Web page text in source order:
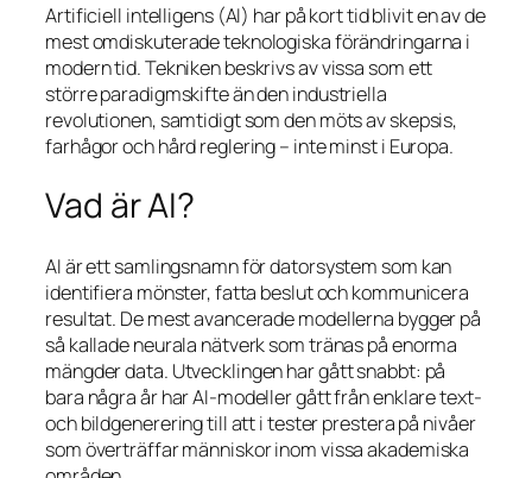
Artificiell intelligens (AI) har på kort tid blivit en av de
mest omdiskuterade teknologiska förändringarna i
modern tid. Tekniken beskrivs av vissa som ett
större paradigmskifte än den industriella
revolutionen, samtidigt som den möts av skepsis,
farhågor och hård reglering – inte minst i Europa.
Vad är AI?
AI är ett samlingsnamn för datorsystem som kan
identifiera mönster, fatta beslut och kommunicera
resultat. De mest avancerade modellerna bygger på
så kallade neurala nätverk som tränas på enorma
mängder data. Utvecklingen har gått snabbt: på
bara några år har AI-modeller gått från enklare text-
och bildgenerering till att i tester prestera på nivåer
som överträffar människor inom vissa akademiska